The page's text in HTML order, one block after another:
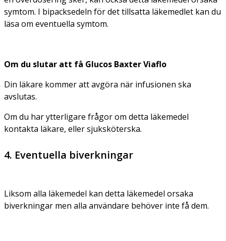
symtom. I bipacksedeln för det tillsatta läkemedlet kan du
läsa om eventuella symtom.
Om du slutar att få Glucos Baxter Viaflo
Din läkare kommer att avgöra när infusionen ska
avslutas.
Om du har ytterligare frågor om detta läkemedel
kontakta läkare, eller sjuksköterska.
4. Eventuella biverkningar
Liksom alla läkemedel kan detta läkemedel orsaka
biverkningar men alla användare behöver inte få dem.